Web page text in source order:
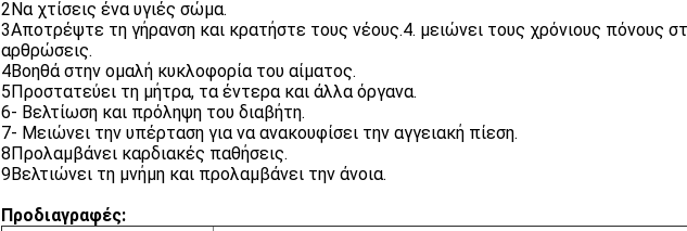
2Να χτίσεις ένα υγιές σώμα.
3Αποτρέψτε τη γήρανση και κρατήστε τους νέους.4. μειώνει τους χρόνιους πόνους
αρθρώσεις.
4Βοηθά στην ομαλή κυκλοφορία του αίματος.
5Προστατεύει τη μήτρα, τα έντερα και άλλα όργανα.
6- Βελτίωση και πρόληψη του διαβήτη.
7- Μειώνει την υπέρταση για να ανακουφίσει την αγγειακή πίεση.
8Προλαμβάνει καρδιακές παθήσεις.
9Βελτιώνει τη μνήμη και προλαμβάνει την άνοια.
Προδιαγραφές: